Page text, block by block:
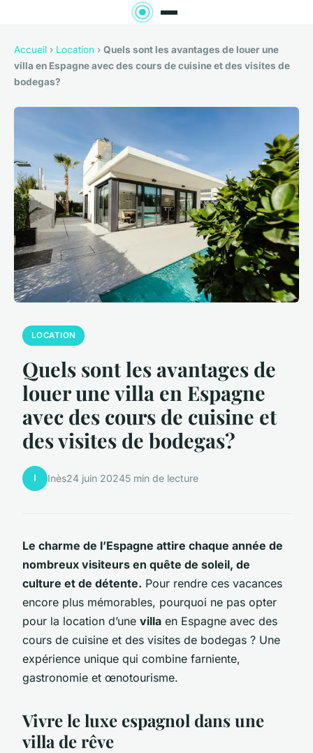
Accueil › Location › Quels sont les avantages de louer une
villa en Espagne avec des cours de cuisine et des visites de
bodegas?
LOCATION
Quels sont les avantages de
louer une villa en Espagne
avec des cours de cuisine et
des visites de bodegas?
I Inès24 juin 20245 min de lecture
Le charme de l’Espagne attire chaque année de
nombreux visiteurs en quête de soleil, de
culture et de détente. Pour rendre ces vacances
encore plus mémorables, pourquoi ne pas opter
pour la location d’une villa en Espagne avec des
cours de cuisine et des visites de bodegas ? Une
expérience unique qui combine farniente,
gastronomie et œnotourisme.
Vivre le luxe espagnol dans une
villa de rêve